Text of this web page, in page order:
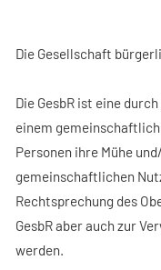
Die Gesellschaft
Die GesbR ist eine
einem
Personen ihre Mühe
gemeinschaftlichen
Rechtsprechung des
GesbR aber auch zur
werden.